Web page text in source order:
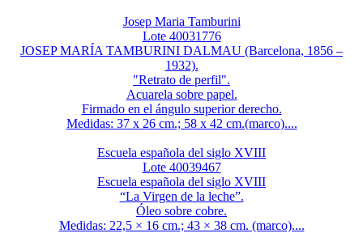
Josep Maria Tamburini
Lote 40031776
JOSEP MARÍA TAMBURINI DALMAU (Barcelona, 1856 –
1932).
"Retrato de perfil".
Acuarela sobre papel.
Firmado en el ángulo superior derecho.
Medidas: 37 x 26 cm.; 58 x 42 cm.(marco)....
Escuela española del siglo XVIII
Lote 40039467
Escuela española del siglo XVIII
“La Virgen de la leche”.
Óleo sobre cobre.
Medidas: 22,5 × 16 cm.; 43 × 38 cm. (marco)....